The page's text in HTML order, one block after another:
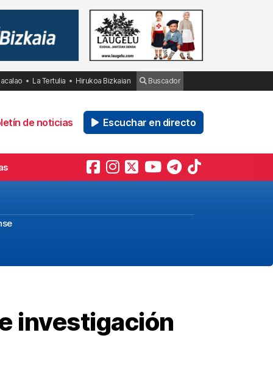
La Tertulia Hirukoa Bizkaian Buscador
de noticias Escuchar en directo
investigación